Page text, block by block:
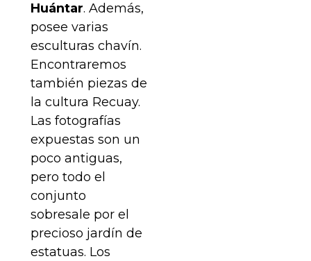
Huántar. Además,
posee varias
esculturas chavín.
Encontraremos
también piezas de
la cultura Recuay.
Las fotografías
expuestas son un
poco antiguas,
pero todo el
conjunto
sobresale por el
precioso jardín de
estatuas. Los